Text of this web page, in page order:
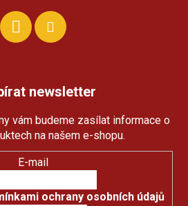
newsletter
vám budeme zasílat informace o
na našem e-shopu.
E-mail
ochrany osobních údajů